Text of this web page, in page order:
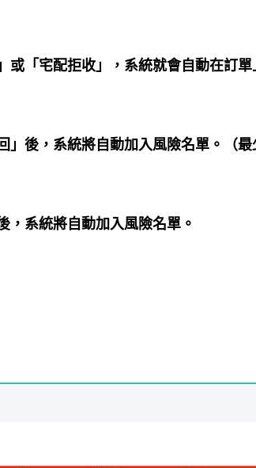
或「宅配拒收」，系統就會自動在訂單
」後，系統將自動加入風險名單。（最
，系統將自動加入風險名單。